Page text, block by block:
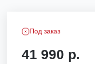
Под заказ
41 990 р.